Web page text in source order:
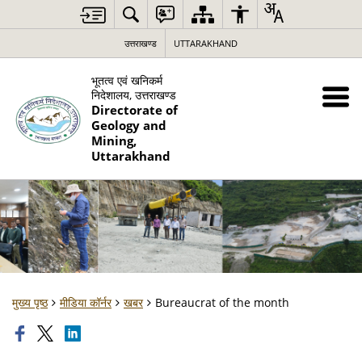
उत्तराखण्ड UTTARAKHAND
भूतत्व एवं खनिकर्म
निदेशालय, उत्तराखण्ड
Directorate of
Geology and
Mining,
Uttarakhand
मुख्य पृष्ठ मीडिया कॉर्नर खबर Bureaucrat of the month